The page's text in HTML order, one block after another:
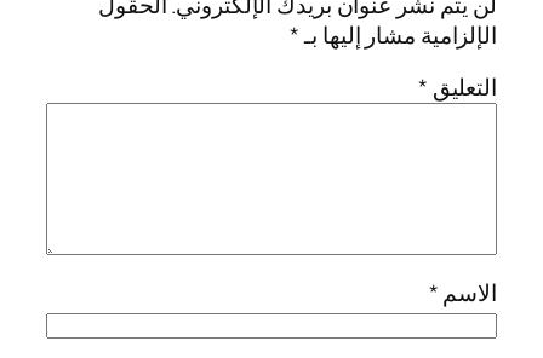
الإلزامية مشار إليها بـ*
التعليق *
الاسم*